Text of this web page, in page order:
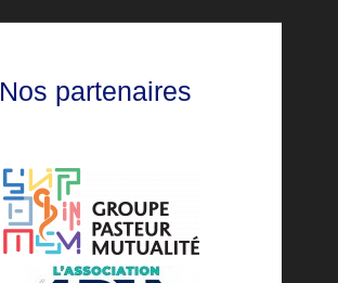
Nos partenaires